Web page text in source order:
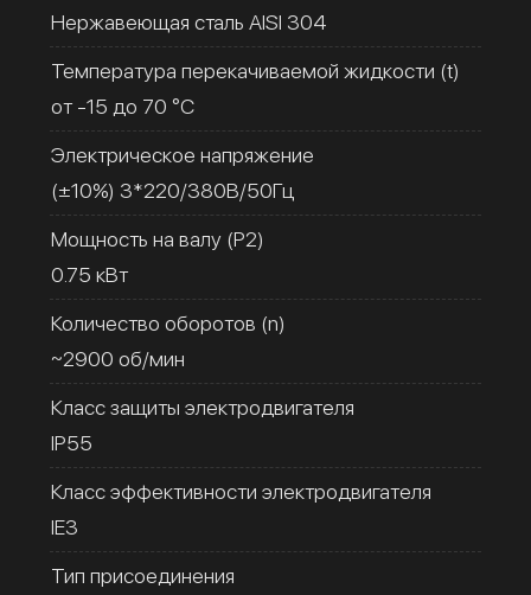
Нержавеющая сталь AISI 304
Температура перекачиваемой жидкости (t)
от -15 до 70 °C
Электрическое напряжение
(±10%) 3*220/380В/50Гц
Мощность на валу (Р2)
0.75 кВт
Количество оборотов (n)
~2900 об/мин
Класс защиты электродвигателя
IP55
Класс эффективности электродвигателя
IE3
Тип присоединения